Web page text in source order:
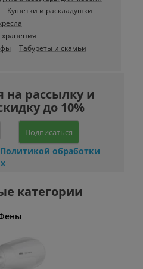
Кушетки и раскладушки
Табуреты и скамьи
на рассылку и
до 10%
Подписаться
Политикой обработки
категории